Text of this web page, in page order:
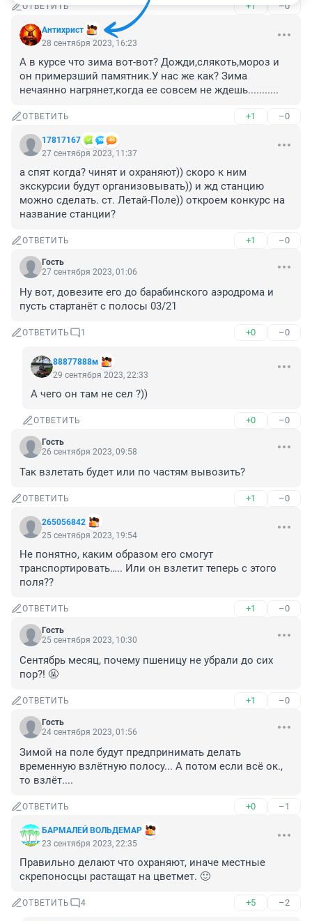
ОТВЕТИТЬ +1 –0
Антихрист
28 сентября 2023, 16:23
А в курсе что зима вот-вот? Дожди,слякоть,мороз и
он примерзший памятник.У нас же как? Зима
нечаянно нагрянет,когда ее совсем не ждешь...........
ОТВЕТИТЬ +1 –0
17817167
27 сентября 2023, 11:37
а спят когда? чинят и охраняют)) скоро к ним
экскурсии будут организовывать)) и жд станцию
можно сделать. ст. Летай-Поле)) откроем конкурс на
название станции?
ОТВЕТИТЬ +1 –0
Гость
27 сентября 2023, 01:06
Ну вот, довезите его до барабинского аэродрома и
пусть стартанёт с полосы 03/21
ОТВЕТИТЬ 1 +0 –0
88877888м
29 сентября 2023, 22:33
А чего он там не сел ?))
ОТВЕТИТЬ +0 –0
Гость
26 сентября 2023, 09:58
Так взлетать будет или по частям вывозить?
ОТВЕТИТЬ +1 –0
265056842
25 сентября 2023, 19:54
Не понятно, каким образом его смогут
транспортировать….. Или он взлетит теперь с этого
поля??
ОТВЕТИТЬ +1 –0
Гость
25 сентября 2023, 10:30
Сентябрь месяц, почему пшеницу не убрали до сих
пор?! 🤬
ОТВЕТИТЬ +1 –0
Гость
24 сентября 2023, 01:56
Зимой на поле будут предпринимать делать
временную взлётную полосу... А потом если всё ок.,
то взлёт....
ОТВЕТИТЬ +0 –1
БАРМАЛЕЙ ВОЛЬДЕМАР
23 сентября 2023, 22:35
Правильно делают что охраняют, иначе местные
скрепоносцы растащат на цветмет. 🙂
ОТВЕТИТЬ 4 +5 –2